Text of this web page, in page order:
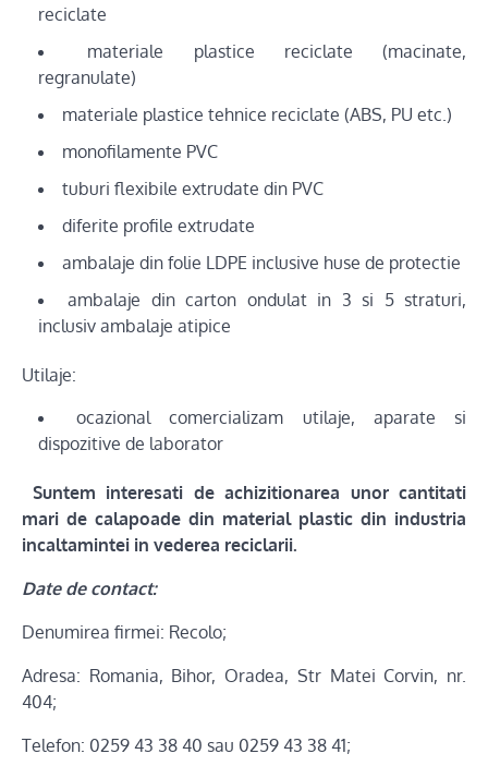
reciclate
materiale plastice reciclate (macinate,
regranulate)
materiale plastice tehnice reciclate (ABS, PU etc.)
monofilamente PVC
tuburi flexibile extrudate din PVC
diferite profile extrudate
ambalaje din folie LDPE inclusive huse de protectie
ambalaje din carton ondulat in 3 si 5 straturi,
inclusiv ambalaje atipice
Utilaje:
ocazional comercializam utilaje, aparate si
dispozitive de laborator
Suntem interesati de achizitionarea unor cantitati
mari de calapoade din material plastic din industria
incaltamintei in vederea reciclarii.
Date de contact:
Denumirea firmei: Recolo;
Adresa: Romania, Bihor, Oradea, Str Matei Corvin, nr.
404;
Telefon: 0259 43 38 40 sau 0259 43 38 41;